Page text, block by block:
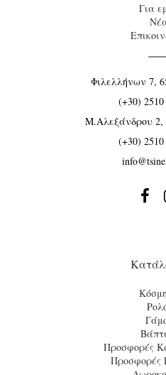
Για
Φιλελλήνων 7,
(+30) 2510
Μ.Αλεξάνδρου 2,
(+30)

Προσφορές
Προσφορές